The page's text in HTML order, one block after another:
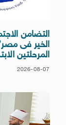
التضامن
الخير فى
المرحلتين
2026-08-07